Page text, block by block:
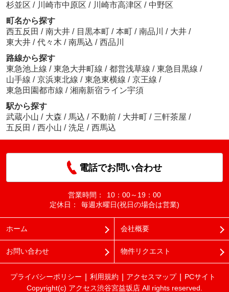
杉並区 / 川崎市中原区 / 川崎市高津区 / 中野区
町名から探す
西五反田 / 南大井 / 目黒本町 / 本町 / 南品川 / 大井 /
東大井 / 代々木 / 南馬込 / 西品川
路線から探す
東急池上線 / 東急大井町線 / 都営浅草線 / 東急目黒線 /
山手線 / 京浜東北線 / 東急東横線 / 京王線 /
東急田園都市線 / 湘南新宿ライン宇須
駅から探す
武蔵小山 / 大森 / 馬込 / 不動前 / 大井町 / 三軒茶屋 /
五反田 / 西小山 / 洗足 / 西馬込
電話でお問い合わせ
営業時間：
10：00～19：00
定休日：
毎週水曜日(祝日の場合は営業)
ホーム 会社概要
お問い合わせ 物件リクエスト
プライバシーポリシー 利用規約 アクセスマップ
PCサイト
Copyright(c) アクセス渋谷宮益坂店 All rights reserved.